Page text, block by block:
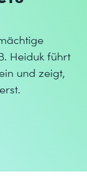
Heiduk führt
und zeigt,